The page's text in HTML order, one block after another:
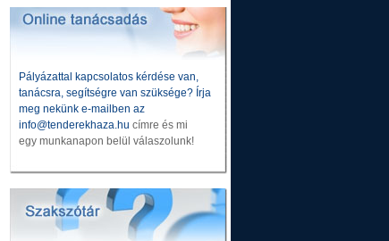
Pályázattal kapcsolatos kérdése van,
tanácsra, segítségre van szüksége? Írja
meg nekünk e-mailben az
info@tenderekhaza.hu címre és mi
egy munkanapon belül válaszolunk!